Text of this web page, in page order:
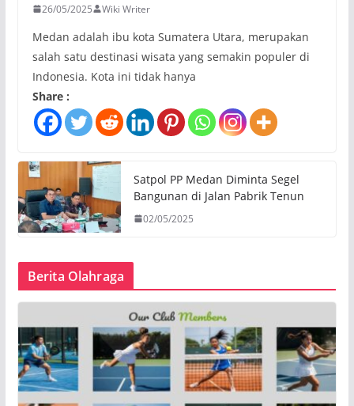
26/05/2025 Wiki Writer
Medan adalah ibu kota Sumatera Utara, merupakan
salah satu destinasi wisata yang semakin populer di
Indonesia. Kota ini tidak hanya
Share :
Satpol PP Medan Diminta Segel
Bangunan di Jalan Pabrik Tenun
02/05/2025
Berita Olahraga